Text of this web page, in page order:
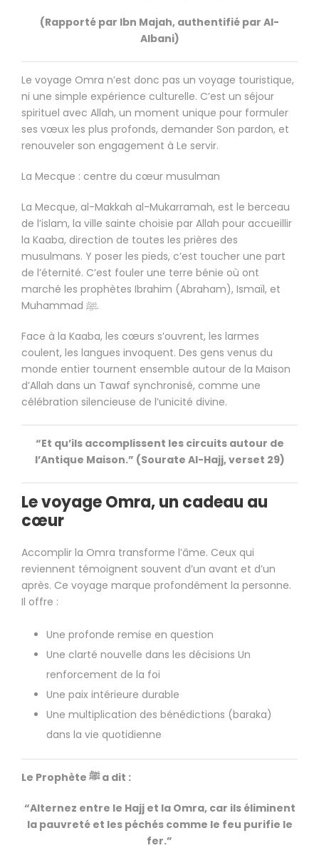
(Rapporté par Ibn Majah, authentifié par Al-
Albani)
Le voyage Omra n’est donc pas un voyage touristique,
ni une simple expérience culturelle. C’est un séjour
spirituel avec Allah, un moment unique pour formuler
ses vœux les plus profonds, demander Son pardon, et
renouveler son engagement à Le servir.
La Mecque : centre du cœur musulman
La Mecque, al-Makkah al-Mukarramah, est le berceau
de l’islam, la ville sainte choisie par Allah pour accueillir
la Kaaba, direction de toutes les prières des
musulmans. Y poser les pieds, c’est toucher une part
de l’éternité. C’est fouler une terre bénie où ont
marché les prophètes Ibrahim (Abraham), Ismaïl, et
Muhammad ﷺ.
Face à la Kaaba, les cœurs s’ouvrent, les larmes
coulent, les langues invoquent. Des gens venus du
monde entier tournent ensemble autour de la Maison
d’Allah dans un Tawaf synchronisé, comme une
célébration silencieuse de l’unicité divine.
“Et qu’ils accomplissent les circuits autour de
l’Antique Maison.” (Sourate Al-Hajj, verset 29)
Le voyage Omra, un cadeau au
cœur
Accomplir la Omra transforme l’âme. Ceux qui
reviennent témoignent souvent d’un avant et d’un
après. Ce voyage marque profondément la personne.
Il offre :
Une profonde remise en question
Une clarté nouvelle dans les décisions Un
renforcement de la foi
Une paix intérieure durable
Une multiplication des bénédictions (baraka)
dans la vie quotidienne
Le Prophète ﷺ a dit :
“Alternez entre le Hajj et la Omra, car ils éliminent
la pauvreté et les péchés comme le feu purifie le
fer.”